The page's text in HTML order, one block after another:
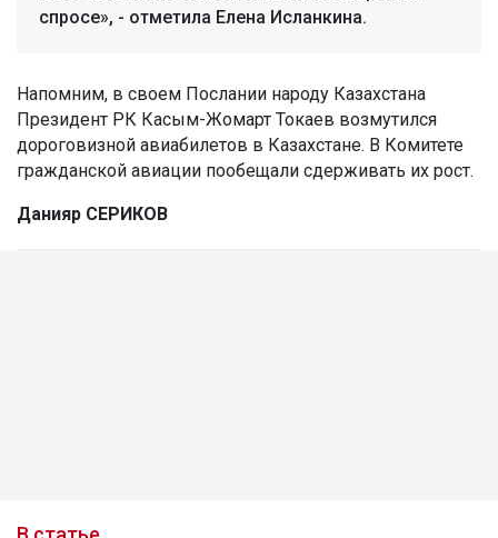
спросе», - отметила Елена Исланкина.
Напомним, в своем Послании народу Казахстана
Президент РК Касым-Жомарт Токаев возмутился
дороговизной авиабилетов в Казахстане. В Комитете
гражданской авиации пообещали сдерживать их рост.
Данияр СЕРИКОВ